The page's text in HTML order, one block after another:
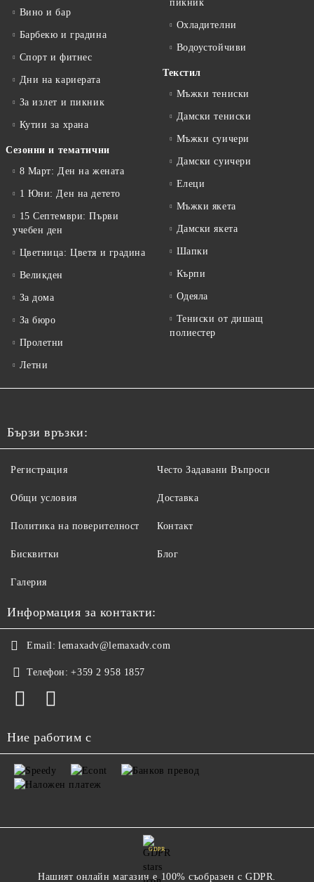
Вино и бар
Барбекю и градина
Спорт и фитнес
Дни на кариерата
За излет и пикник
Кутии за храна
Сезонни и тематични
8 Март: Ден на жената
1 Юни: Ден на детето
15 Септември: Първи
учебен ден
Цветница: Цветя и градина
Великден
За дома
За бюро
Пролетни
Летни
пикник
Охладителни
Водоустойчиви
Текстил
Мъжки тениски
Дамски тениски
Мъжки суичери
Дамски суичери
Елеци
Мъжки якета
Дамски якета
Шапки
Кърпи
Одеяла
Тениски от дишащ
полиестер
Бързи връзки:
Регистрация
Общи условия
Политика на поверителност
Бисквитки
Често Задавани Въпроси
Доставка
Контакт
Блог
Галерия
Информация за контакти:
Email: lemaxadv@lemaxadv.com
Телефон: +359 2 958 1857
Ние работим с
GDPR
Нашият онлайн магазин е 100% съобразен с GDPR.